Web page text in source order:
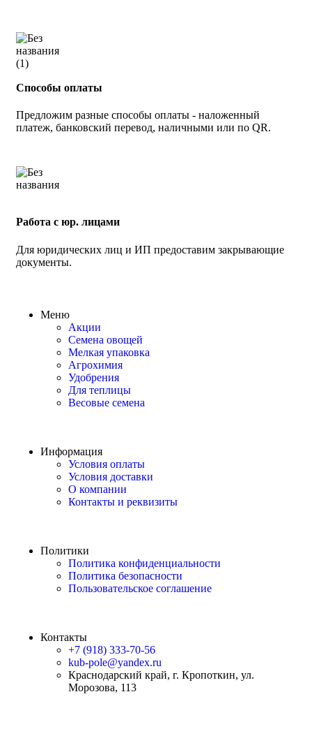
Способы оплаты
Предложим разные способы оплаты - наложенный
платеж, банковский перевод, наличными или по QR.
Работа с юр. лицами
Для юридических лиц и ИП предоставим закрывающие
документы.
Меню
Акции
Семена овощей
Мелкая упаковка
Агрохимия
Удобрения
Для теплицы
Весовые семена
Информация
Условия оплаты
Условия доставки
О компании
Контакты и реквизиты
Политики
Политика конфиденциальности
Политика безопасности
Пользовательское соглашение
Контакты
+7 (918) 333-70-56
kub-pole@yandex.ru
Краснодарский край, г. Кропоткин, ул.
Морозова, 113